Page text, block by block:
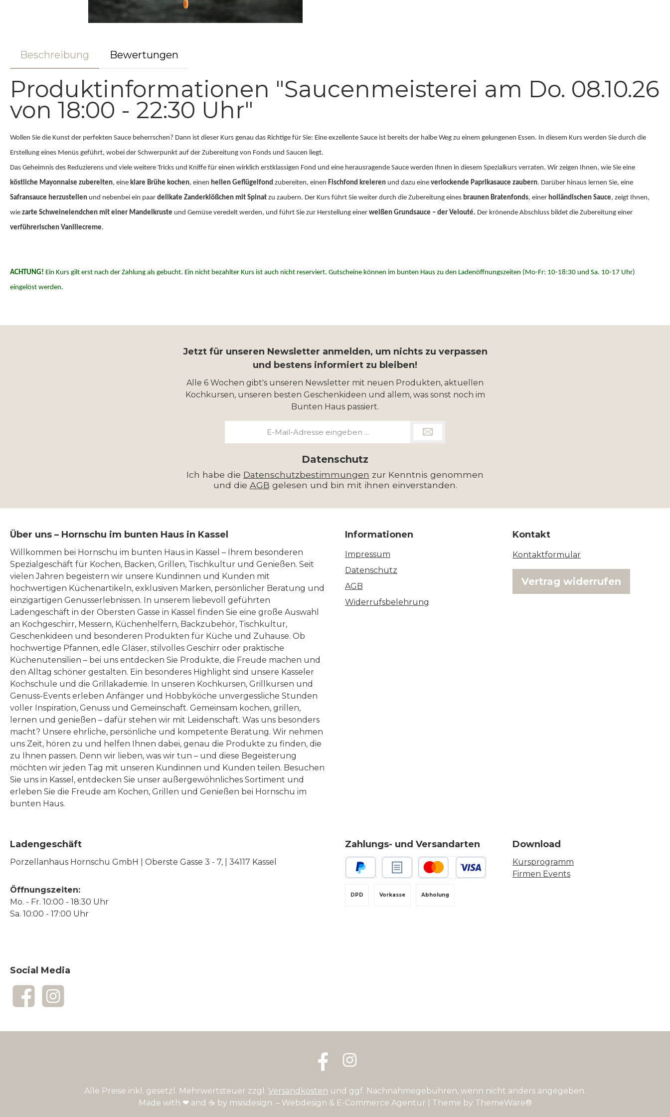
Beschreibung Bewertungen
Produktinformationen "Saucenmeisterei am Do. 08.10.26
von 18:00 - 22:30 Uhr"
Wollen Sie die Kunst der perfekten Sauce beherrschen? Dann ist dieser Kurs genau das Richtige für Sie: Eine exzellente Sauce ist bereits der halbe Weg zu einem gelungenen Essen. In diesem Kurs werden Sie durch die
Erstellung eines Menüs geführt, wobei der Schwerpunkt auf der Zubereitung von Fonds und Saucen liegt.
Das Geheimnis des Reduzierens und viele weitere Tricks und Kniffe für einen wirklich erstklassigen Fond und eine herausragende Sauce werden Ihnen in diesem Spezialkurs verraten. Wir zeigen Ihnen, wie Sie eine
köstliche Mayonnaise zubereiten, eine klare Brühe kochen, einen hellen Geflügelfond zubereiten, einen Fischfond kreieren und dazu eine verlockende Paprikasauce zaubern. Darüber hinaus lernen Sie, eine
Safransauce herzustellen und nebenbei ein paar delikate Zanderklößchen mit Spinat zu zaubern. Der Kurs führt Sie weiter durch die Zubereitung eines braunen Bratenfonds, einer holländischen Sauce, zeigt Ihnen,
wie zarte Schweinelendchen mit einer Mandelkruste und Gemüse veredelt werden, und führt Sie zur Herstellung einer weißen Grundsauce – der Velouté. Der krönende Abschluss bildet die Zubereitung einer
verführerischen Vanillecreme.
ACHTUNG! Ein Kurs gilt erst nach der Zahlung als gebucht. Ein nicht bezahlter Kurs ist auch nicht reserviert. Gutscheine können im bunten Haus zu den Ladenöffnungszeiten (Mo-Fr: 10-18:30 und Sa. 10-17 Uhr)
eingelöst werden.
Jetzt für unseren Newsletter anmelden, um nichts zu verpassen
und bestens informiert zu bleiben!
Alle 6 Wochen gibt's unseren Newsletter mit neuen Produkten, aktuellen
Kochkursen, unseren besten Geschenkideen und allem, was sonst noch im
Bunten Haus passiert.
Datenschutz
Ich habe die Datenschutzbestimmungen zur Kenntnis genommen
und die AGB gelesen und bin mit ihnen einverstanden.
Über uns – Hornschu im bunten Haus in Kassel
Willkommen bei Hornschu im bunten Haus in Kassel – Ihrem besonderen
Spezialgeschäft für Kochen, Backen, Grillen, Tischkultur und Genießen. Seit
vielen Jahren begeistern wir unsere Kundinnen und Kunden mit
hochwertigen Küchenartikeln, exklusiven Marken, persönlicher Beratung und
einzigartigen Genusserlebnissen. In unserem liebevoll geführten
Ladengeschäft in der Obersten Gasse in Kassel finden Sie eine große Auswahl
an Kochgeschirr, Messern, Küchenhelfern, Backzubehör, Tischkultur,
Geschenkideen und besonderen Produkten für Küche und Zuhause. Ob
hochwertige Pfannen, edle Gläser, stilvolles Geschirr oder praktische
Küchenutensilien – bei uns entdecken Sie Produkte, die Freude machen und
den Alltag schöner gestalten. Ein besonderes Highlight sind unsere Kasseler
Kochschule und die Grillakademie. In unseren Kochkursen, Grillkursen und
Genuss-Events erleben Anfänger und Hobbyköche unvergessliche Stunden
voller Inspiration, Genuss und Gemeinschaft. Gemeinsam kochen, grillen,
lernen und genießen – dafür stehen wir mit Leidenschaft. Was uns besonders
macht? Unsere ehrliche, persönliche und kompetente Beratung. Wir nehmen
uns Zeit, hören zu und helfen Ihnen dabei, genau die Produkte zu finden, die
zu Ihnen passen. Denn wir lieben, was wir tun – und diese Begeisterung
möchten wir jeden Tag mit unseren Kundinnen und Kunden teilen. Besuchen
Sie uns in Kassel, entdecken Sie unser außergewöhnliches Sortiment und
erleben Sie die Freude am Kochen, Grillen und Genießen bei Hornschu im
bunten Haus.
Informationen
Impressum
Datenschutz
AGB
Widerrufsbelehrung
Kontakt
Kontaktformular
Vertrag widerrufen
Ladengeschäft
Porzellanhaus Hornschu GmbH | Oberste Gasse 3 - 7, | 34117 Kassel
Öffnungszeiten:
Mo. - Fr. 10:00 - 18:30 Uhr
Sa. 10:00 - 17:00 Uhr
Zahlungs- und Versandarten
Vorkasse
DPD Abholung
Download
Kursprogramm
Firmen Events
Social Media
FacebookInstagram
FacebookInstagram
Alle Preise inkl. gesetzl. Mehrwertsteuer zzgl. Versandkosten und ggf. Nachnahmegebühren, wenn nicht anders angegeben.
Made with ❤ and ☕ by msisdesign. – Webdesign & E-Commerce Agentur | Theme by ThemeWare®